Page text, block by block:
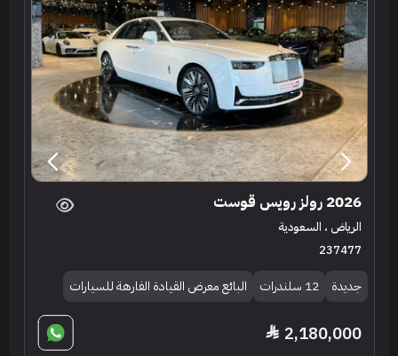
2026 رولز رويس قوست
الرياض ، السعودية
237477
جديدة 12 سلندرات البائع معرض القيادة الفارهة للسيارات
2,180,000